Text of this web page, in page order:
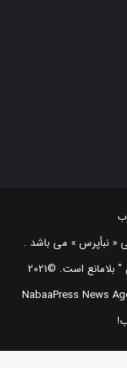
« نبأپرس » می باشد .
استفاده از اخبار و نقل مطالب با ذکر منبع "‌ نبأپرس " بلامانع است. ©2021
NabaaPress News